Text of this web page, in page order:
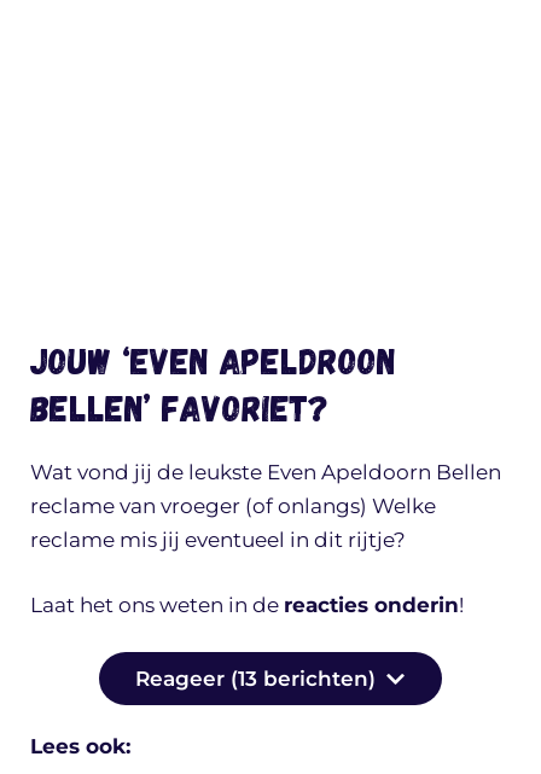
Jouw ‘Even Apeldroon
bellen’ favoriet?
Wat vond jij de leukste Even Apeldoorn Bellen
reclame van vroeger (of onlangs) Welke
reclame mis jij eventueel in dit rijtje?
Laat het ons weten in de reacties onderin!
Reageer (13 berichten)
Lees ook: